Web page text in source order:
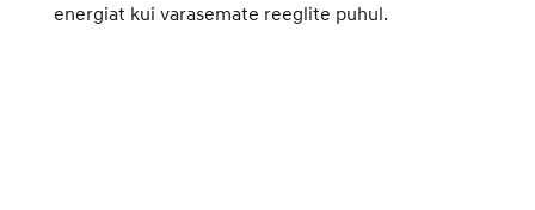
energiat kui varasemate reeglite puhul.